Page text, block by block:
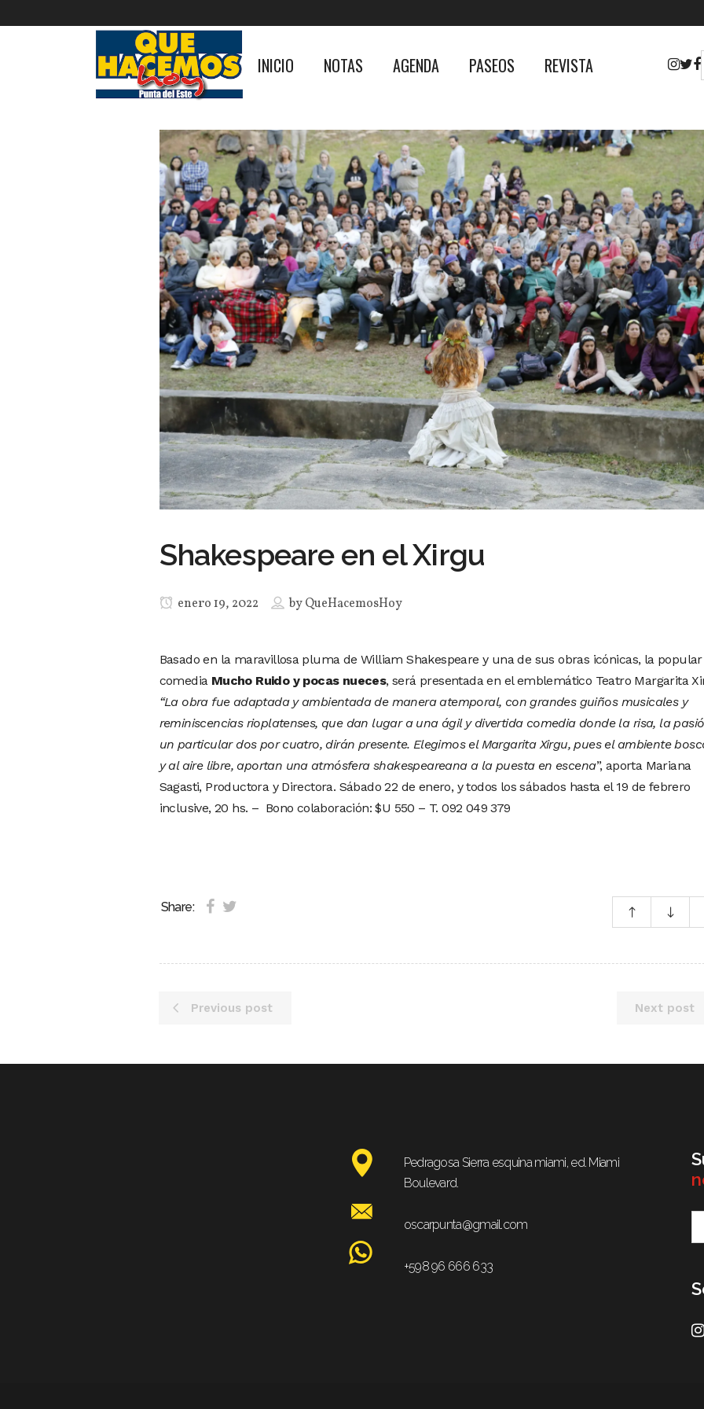
INICIO NOTAS AGENDA PASEOS REVISTA
Shakespeare en el Xirgu
enero 19, 2022 byQueHacemosHoy
Basado en la maravillosa pluma de William Shakespeare y una de sus obras icónicas, la popular
comedia Mucho Ruido y pocas nueces, será presentada en el emblemático Teatro Margarita
“La obra fue adaptada y ambientada de manera atemporal, con grandes guiños musicales y
reminiscencias rioplatenses, que dan lugar a una ágil y divertida comedia donde la risa, la
un particular dos por cuatro, dirán presente. Elegimos el Margarita Xirgu, pues el ambiente
y al aire libre, aportan una atmósfera shakespeareana a la puesta en escena”, aporta Mariana
Sagasti, Productora y Directora. Sábado 22 de enero, y todos los sábados hasta el 19 de febrero
inclusive, 20 hs. – Bono colaboración: $U 550 – T. 092 049 379
Share:
Previous post Next post
Pedragosa Sierra esquina miami, ed. Miami
Boulevard.
oscarpunta@gmail.com
+598 96 666 633